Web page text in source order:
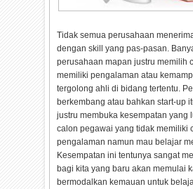
Tidak semua perusahaan
dengan skill yang pas-pasan.
perusahaan mapan justru memilih
memiliki pengalaman atau
tergolong ahli di bidang tertentu.
berkembang atau bahkan start-up
justru membuka kesempatan yang
calon pegawai yang tidak memiliki
pengalaman namun mau belajar
Kesempatan ini tentunya sangat
bagi kita yang baru akan memulai
bermodalkan kemauan untuk